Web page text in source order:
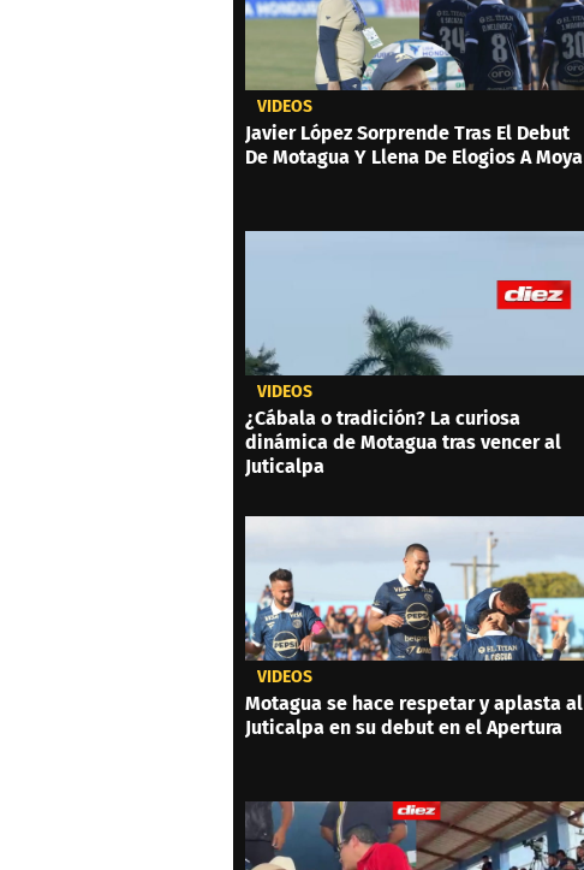
VIDEOS
Javier López Sorprende Tras El Debut
De Motagua Y Llena De Elogios A Moya
VIDEOS
¿Cábala o tradición? La curiosa
dinámica de Motagua tras vencer al
Juticalpa
VIDEOS
Motagua se hace respetar y aplasta al
Juticalpa en su debut en el Apertura